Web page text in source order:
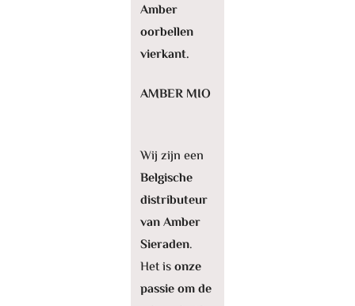
Amber
oorbellen
vierkant.
AMBER MIO
Wij zijn een
Belgische
distributeur
van Amber
Sieraden.
Het isonze
passie om de